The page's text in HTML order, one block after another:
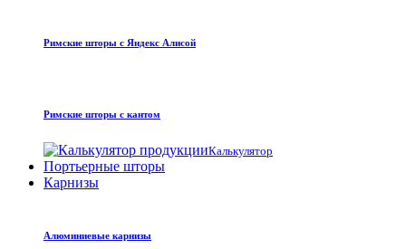
Римские шторы с Яндекс Алисой
Римские шторы с кантом
Калькулятор
Портьерные шторы
Карнизы
Алюминиевые карнизы